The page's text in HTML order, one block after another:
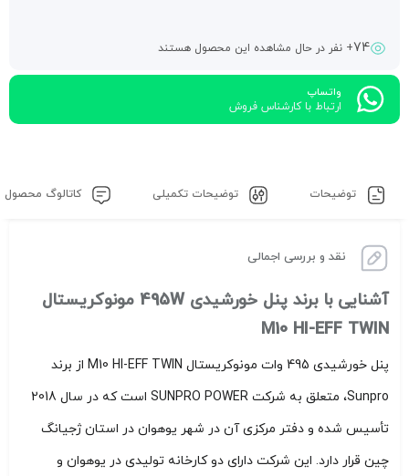
74+ نفر در حال مشاهده این محصول هستند
واتساپ
ارتباط با کارشناس فروش
توضیحات توضیحات تکمیلی کاتالوگ محصول
نقد و بررسی اجمالی
آشنایی با برند پنل خورشیدی 495W مونوکریستال
M10 HI-EFF TWIN
پنل خورشیدی 495 وات مونوکریستال M10 HI-EFF TWIN از برند
Sunpro، متعلق به شرکت SUNPRO POWER است که در سال 2018
تأسیس شده و دفتر مرکزی آن در شهر یوهوان در استان ژجیانگ
چین قرار دارد. این شرکت دارای دو کارخانه تولیدی در یوهوان و